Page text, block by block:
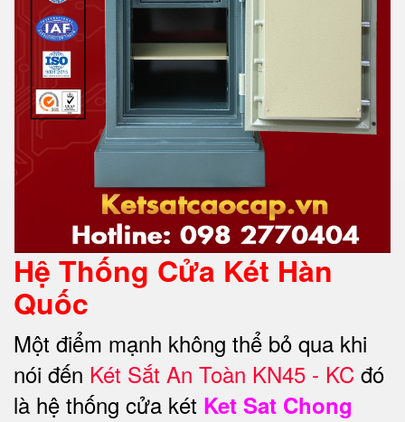
Hệ Thống Cửa Két Hàn
Quốc
Một điểm mạnh không thể bỏ qua khi
nói đến Két Sắt An Toàn KN45 - KC đó
là hệ thống cửa két Ket Sat Chong